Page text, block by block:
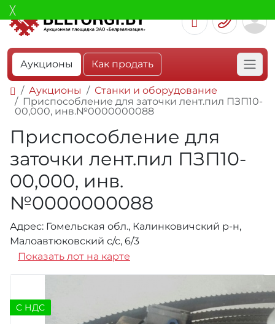
Аукционы Как продать
Аукционы
Станки и оборудование
Приспособление для заточки лент.пил ПЗП10-
00,000, инв.№0000000088
Приспособление для
заточки лент.пил ПЗП10-
00,000, инв.
№0000000088
Адрес: Гомельская обл., Калинковичский р-н,
Малоавтюковский с/с, 6/3
Показать лот на карте
C НДС